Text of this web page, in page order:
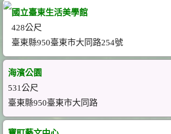
國立臺東生活美學館
428公尺
臺東縣950臺東市大同路254號
海濱公園
531公尺
臺東縣950臺東市大同路